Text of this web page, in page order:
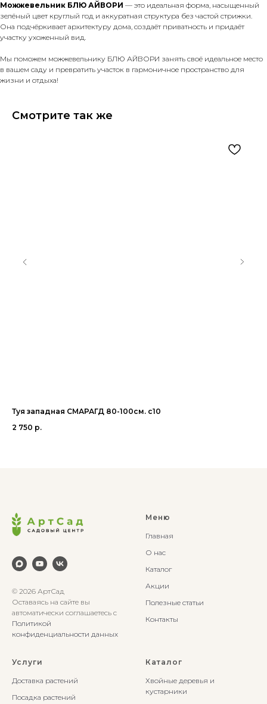
Можжевельник БЛЮ АЙВОРИ — это идеальная форма, насыщенный
зелёный цвет круглый год и аккуратная структура без частой стрижки.
Она подчёркивает архитектуру дома, создаёт приватность и придаёт
участку ухоженный вид.
Мы поможем можжевельнику БЛЮ АЙВОРИ занять своё идеальное место
в вашем саду и превратить участок в гармоничное пространство для
жизни и отдыха!
Смотрите так же
Туя западная СМАРАГД 80-100см. с10
2 750 р.
© 2026 АртСад
Оставаясь на сайте вы
автоматически соглашаетесь с
Политикой
конфиденциальности данных
Меню
Главная
О нас
Каталог
Акции
Полезные статьи
Контакты
Услуги
Доставка растений
Посадка растений
Каталог
Хвойные деревья и
кустарники